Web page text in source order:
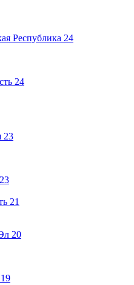
Республика 24
24
23
23
21
20
19